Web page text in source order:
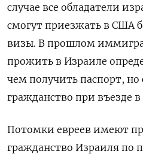
случае все обладатели
смогут приезжать в США
визы. В прошлом
прожить в Израиле
чем получить паспорт,
гражданство при въезде
Потомки евреев имеют
гражданство Израиля по